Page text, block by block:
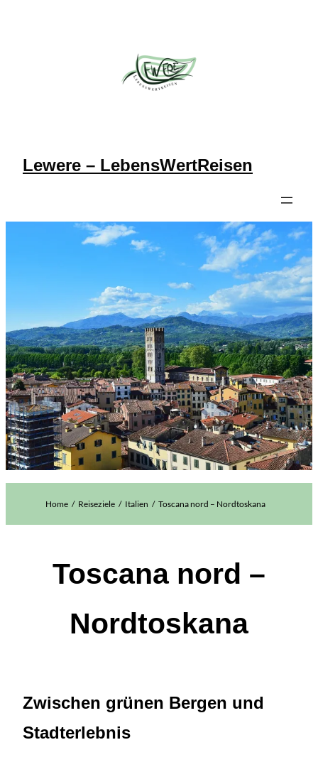
Lewere – LebensWertReisen
Home Reiseziele Italien Toscana nord – Nordtoskana
Toscana nord –
Nordtoskana
Zwischen grünen Bergen und
Stadterlebnis